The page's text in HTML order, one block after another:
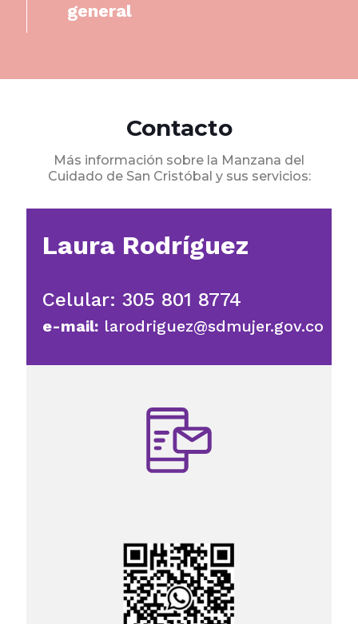
general
Contacto
Más información sobre la Manzana del
Cuidado de San Cristóbal y sus servicios:
Laura Rodríguez
Celular: 305 801 8774
e-mail: larodriguez@sdmujer.gov.co